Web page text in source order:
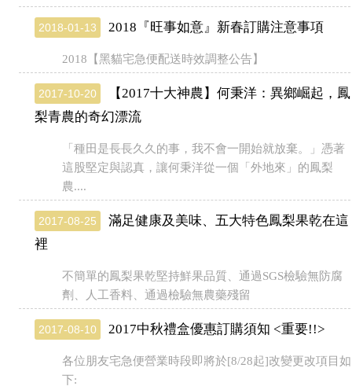
2018-01-13 2018『旺事如意』新春訂購注意事項
2018【黑貓宅急便配送時效調整公告】
2017-10-20
【2017十大神農】何秉洋：異鄉崛起，鳳
梨青農的奇幻漂流
「種田是長長久久的事，我不會一開始就放棄。」憑著
這股堅定與認真，讓何秉洋從一個「外地來」的鳳梨
農....
2017-08-25
滿足健康及美味、五大特色鳳梨果乾在這
裡
不簡單的鳳梨果乾堅持鮮果品質、通過SGS檢驗無防腐
劑、人工香料、通過檢驗無農藥殘留
2017-08-10 2017中秋禮盒優惠訂購須知 <重要!!>
各位朋友宅急便營業時段即將於[8/28起]改變更改項目如
下: